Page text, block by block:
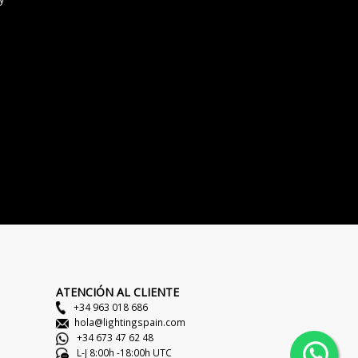
ATENCIÓN AL CLIENTE
+34 963 018 686
hola@lightingspain.com
+34 673 47 62 48
L-J 8:00h -18:00h UTC